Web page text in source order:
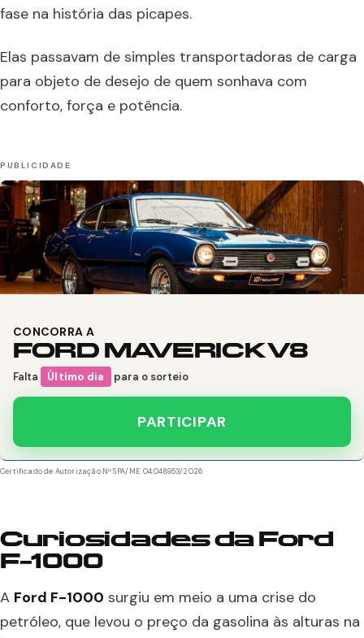
fase na história das picapes.
Elas passavam de simples transportadoras de carga
para objeto de desejo de quem sonhava com
conforto, força e potência.
CONCORRA A
FORD MAVERICK V8
Falta Último dia para o sorteio
PARTICIPAR
Certificado de Autorização Nº SPA/ME 04.048953/2026
Curiosidadesda Ford
F-1000
A Ford F-1000 surgiu em meio a uma crise do
petróleo, que levou o preço da gasolina às alturas na